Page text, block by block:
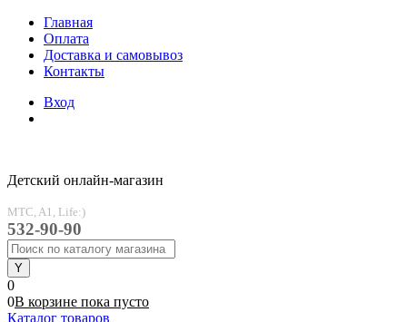
Главная
Оплата
Доставка и самовывоз
Контакты
Вход
Детский онлайн-магазин
MTC, A1, Life:)
532-90-90
0
0В корзине пока пусто
Каталог товаров